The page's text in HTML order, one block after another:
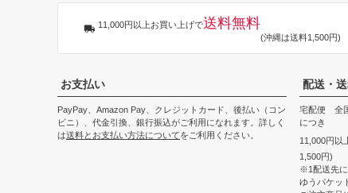
11,000円以上お買い上げで送料無料
(沖縄は送料1,500円)
お支払い
PayPay、Amazon Pay、クレジットカード、後払い（コン
ビニ）、代金引換、銀行振込がご利用になれます。詳しく
は送料とお支払い方法についてをご利用ください。
配送・
宅配便 全
につき
11,000円以
1,500円)
※1配送先に
ゆうパケッ